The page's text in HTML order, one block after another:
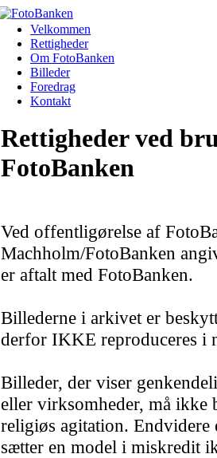
Velkommen
Rettigheder
Om FotoBanken
Billeder
Foredrag
Kontakt
Rettigheder ved
FotoBanken
Ved offentligørelse af
Machholm/FotoBanken
er aftalt med FotoBanken.
Billederne i arkivet er
derfor IKKE reproduceres i
Billeder, der viser
eller virksomheder, må
religiøs agitation. Endvidere
sætter en model i miskredit